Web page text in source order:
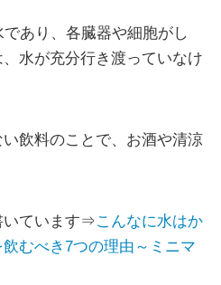
あり、各臓器や細胞がし
水が充分行き渡っていなけ
飲料のことで、お酒や清涼
いています⇒こんなに水はか
むべき7つの理由～ミニマ